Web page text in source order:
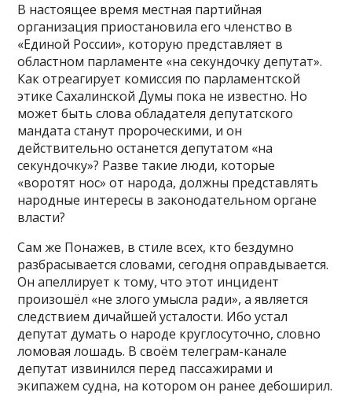
В настоящее время местная партийная
организация приостановила его членство в
«Единой России», которую представляет в
областном парламенте «на секундочку депутат».
Как отреагирует комиссия по парламентской
этике Сахалинской Думы пока не известно. Но
может быть слова обладателя депутатского
мандата станут пророческими, и он
действительно останется депутатом «на
секундочку»? Разве такие люди, которые
«воротят нос» от народа, должны представлять
народные интересы в законодательном органе
власти?
Сам же Понажев, в стиле всех, кто бездумно
разбрасывается словами, сегодня оправдывается.
Он апеллирует к тому, что этот инцидент
произошёл «не злого умысла ради», а является
следствием дичайшей усталости. Ибо устал
депутат думать о народе круглосуточно, словно
ломовая лошадь. В своём телеграм-канале
депутат извинился перед пассажирами и
экипажем судна, на котором он ранее дебоширил.